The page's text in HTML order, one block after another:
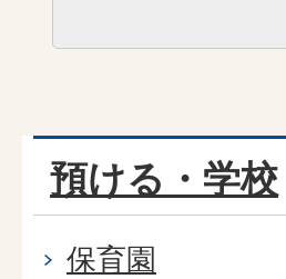
預ける・学校
保育園